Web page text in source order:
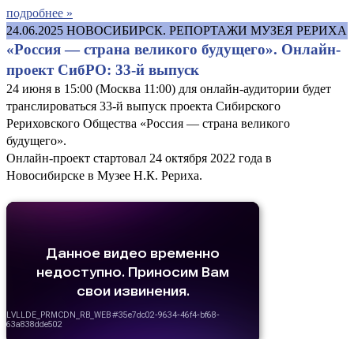
подробнее »
24.06.2025 НОВОСИБИРСК. РЕПОРТАЖИ МУЗЕЯ РЕРИХА
«Россия — страна великого будущего». Онлайн-
проект СибРО: 33-й выпуск
24 июня в 15:00 (Москва 11:00) для онлайн-аудитории будет
транслироваться 33-й выпуск проекта Сибирского
Рериховского Общества «Россия — страна великого
будущего».
Онлайн-проект стартовал 24 октября 2022 года в
Новосибирске в Музее Н.К. Рериха.